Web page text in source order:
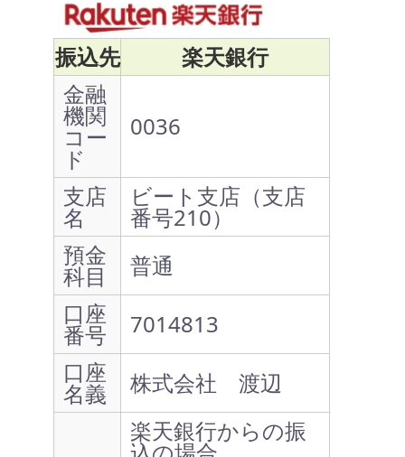
振込先
楽天銀行
金融
機関
コー
ド
0036
支店
名
ビート支店（支店
番号210）
預金
科目
普通
口座
番号
7014813
口座
名義
株式会社 渡辺
楽天銀行からの振